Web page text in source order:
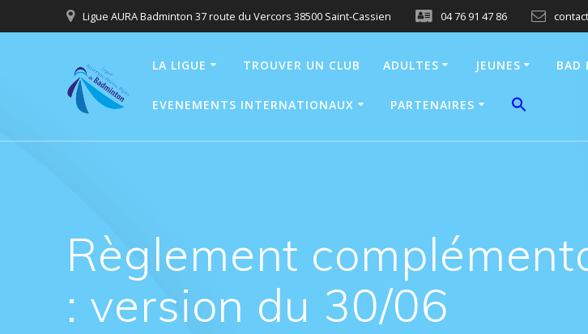
au
Ligue AURA Badminton 37 route du Vercors 38500 Saint-Cassien 04 76 91 47 86
LA LIGUE TROUVER UN CLUB ADULTES JEUNES BAD
EVENEMENTS INTERNATIONAUX PARTENAIRES
Règlement
: version du 30/06